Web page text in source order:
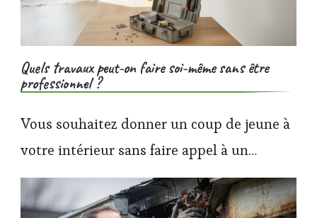
Quels travaux peut-on faire soi-même sans être
professionnel ?
Vous souhaitez donner un coup de jeune à
votre intérieur sans faire appel à un…